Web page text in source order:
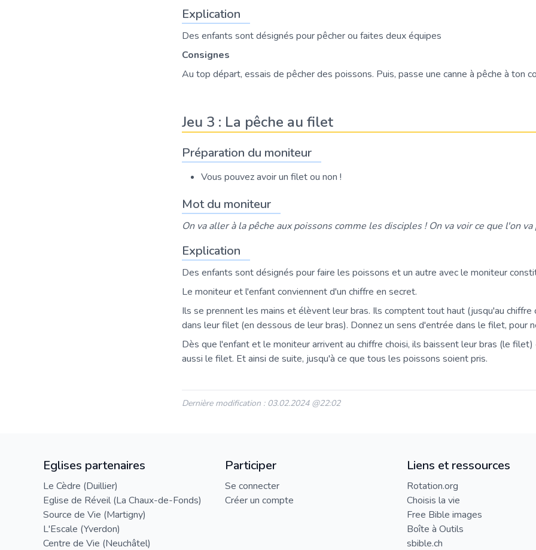
Explication
Des enfants sont désignés pour pêcher ou faites deux équipes
Consignes
Au top départ, essais de pêcher des poissons. Puis, passe une canne à pêche à ton
Jeu 3 : La pêche au filet
Préparation du moniteur
Vous pouvez avoir un filet ou non !
Mot du moniteur
On va aller à la pêche aux poissons comme les disciples ! On va voir ce que l'on va
Explication
Des enfants sont désignés pour faire les poissons et un autre avec le moniteur
Le moniteur et l'enfant conviennent d'un chiffre en secret.
Ils se prennent les mains et élèvent leur bras. Ils comptent tout haut (jusqu'au
dans leur filet (en dessous de leur bras). Donnez un sens d'entrée dans le filet, pour
Dès que l'enfant et le moniteur arrivent au chiffre choisi, ils baissent leur bras (le
aussi le filet. Et ainsi de suite, jusqu'à ce que tous les poissons soient pris.
Dernière modification : 03.02.2024 @22:02
Eglises partenaires
Le Cèdre (Duillier)
Eglise de Réveil (La Chaux-de-Fonds)
Source de Vie (Martigny)
L'Escale (Yverdon)
Centre de Vie (Neuchâtel)
Participer
Se connecter
Créer un compte
Liens et ressources
Rotation.org
Choisis la vie
Free Bible images
Boîte à Outils
sbible.ch